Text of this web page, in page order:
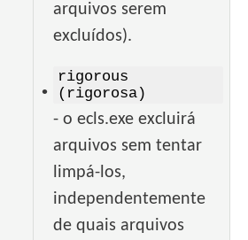
arquivos serem
excluídos).
•
rigorous
(rigorosa)
- o ecls.exe excluirá
arquivos sem tentar
limpá-los,
independentemente
de quais arquivos